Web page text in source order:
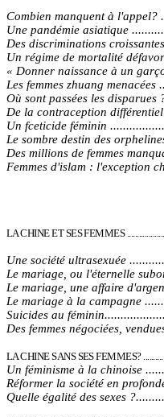
Combien manquent à
Une pandémie asiatique
Des discriminations
Un régime de mortalité
« Donner naissance à un
Les femmes zhuang
Où sont passées les disparues
De la contraception
Un fceticide féminin
Le sombre destin des
Des millions de femmes
Femmes d'islam :
LA CHINE ET
Une société ultrasexuée
Le mariage, ou l'éternelle
Le mariage, une affaire
Le mariage à la campagne
Suicides au
Des femmes négociées,
LA CHINE SANS
Un féminisme à la chinoise
Réformer la société en
Quelle égalité des sexes